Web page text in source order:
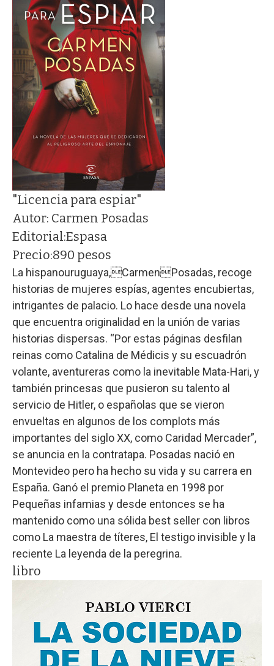
"Licencia para espiar"
Autor: Carmen Posadas
Editorial:Espasa
Precio:890 pesos
La hispanouruguaya,CarmenPosadas, recoge
historias de mujeres espías, agentes encubiertas,
intrigantes de palacio. Lo hace desde una novela
que encuentra originalidad en la unión de varias
historias dispersas. “Por estas páginas desfilan
reinas como Catalina de Médicis y su escuadrón
volante, aventureras como la inevitable Mata-Hari, y
también princesas que pusieron su talento al
servicio de Hitler, o españolas que se vieron
envueltas en algunos de los complots más
importantes del siglo XX, como Caridad Mercader”,
se anuncia en la contratapa. Posadas nació en
Montevideo pero ha hecho su vida y su carrera en
España. Ganó el premio Planeta en 1998 por
Pequeñas infamias y desde entonces se ha
mantenido como una sólida best seller con libros
como La maestra de títeres, El testigo invisible y la
reciente La leyenda de la peregrina.
libro